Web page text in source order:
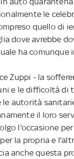
le
quello di
dove avrebbe
ha comunque
Zuppi - la
e le difficoltà di
le autorità
il loro
l'occasione
la propria e
anche questa